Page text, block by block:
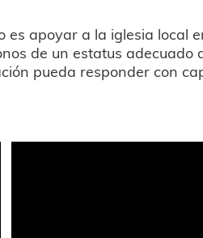
es apoyar a la iglesia local
de un estatus adecuado
pueda responder con